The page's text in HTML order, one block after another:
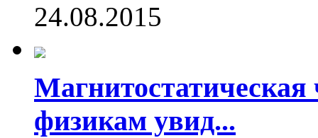
24.08.2015
Магнитостатическая
физикам увид...